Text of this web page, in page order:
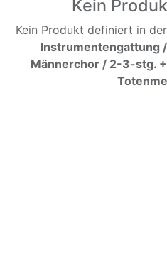
Kein
Kein Produkt definiert in
Instrumentengattung
Männerchor / 2-3-stg.